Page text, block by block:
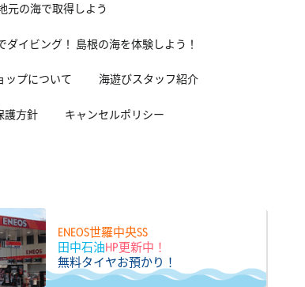
元の海で取得しよう
ダイビング！ 島根の海を体験しよう！
ップについて 海遊びスタッフ紹介
護方針 キャンセルポリシー
ENEOS世羅中央SS
田中石油HP更新中！
無料タイヤお預かり！